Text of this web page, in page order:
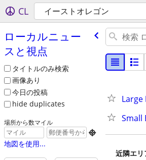
CL イーストオレゴン
ローカルニュー
スと視点
タイトルのみ検索
画像あり
今日の投稿
hide duplicates
場所から数マイル

地図を使用...
Large
Small
近隣エリ